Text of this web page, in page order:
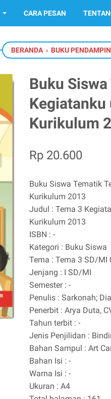
CARA PESAN
BERANDA › BUKU
Buku
Kegiatanku
Kurikulum
Rp 20.600
Buku Siswa Tematik
Kurikulum 2013
Judul : Tema 3
Kurikulum 2013
ISBN : -
Kategori : Buku Siswa
Tema : Tema 3 SD/MI
Jenjang : I SD/MI
Semester : -
Penulis : Sarkonah;
Penerbit : Arya Duta,
Tahun terbit : -
Jenis Penjilidan :
Bahan Sampul : Art
Bahan Isi : -
Warna Isi : -
Ukuran : A4